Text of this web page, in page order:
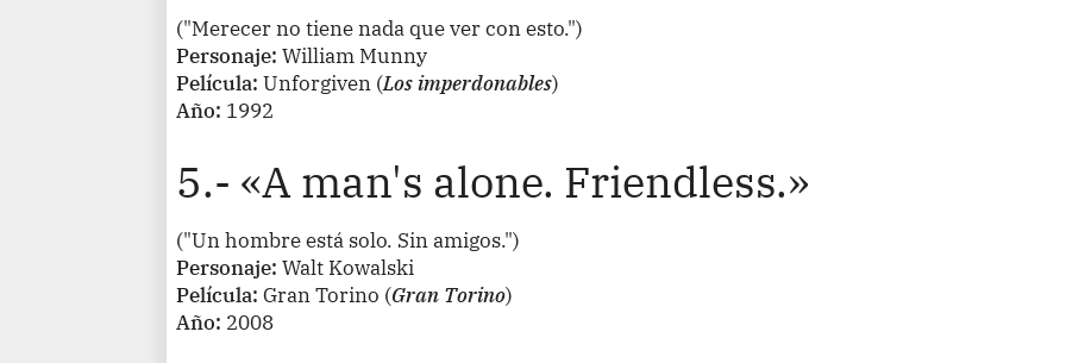
("Merecer no tiene nada que ver con esto.")
Personaje: William Munny
Película: Unforgiven (Los imperdonables)
Año: 1992
5.- «A man's alone. Friendless.»
("Un hombre está solo. Sin amigos.")
Personaje: Walt Kowalski
Película: Gran Torino (Gran Torino)
Año: 2008